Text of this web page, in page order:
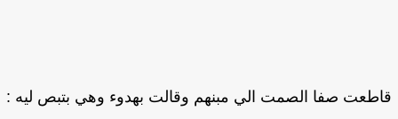
صفا الصمت الي مبنهم وقالت بهدوء وهي بتبص ليه :